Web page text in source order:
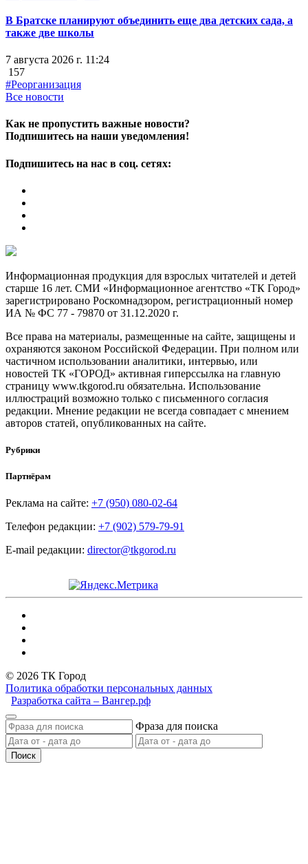
В Братске планируют объединить еще два детских сада, а
также две школы
7 августа 2026 г. 11:24
157
#Реорганизация
Все новости
Как не пропустить важные новости?
Подпишитесь на наши уведомления!
Подпишитесь на нас в соц. сетях:
Информационная продукция для взрослых читателей и детей
старше 16 лет. СМИ «Информационное агентство «ТК Город»
зарегистрировано Роскомнадзором, регистрационный номер
ИА № ФС 77 - 79870 от 31.12.2020 г.
Все права на материалы, размещенные на сайте, защищены и
охраняются законом Российской Федерации. При полном или
частичном использовании аналитики, интервью, или
новостей ТК «ГОРОД» активная гиперссылка на главную
страницу www.tkgorod.ru обязательна. Использование
иллюстраций возможно только с письменного согласия
редакции. Мнение редакции не всегда совпадает с мнением
авторов статей, опубликованных на сайте.
Рубрики
Партнёрам
Реклама на сайте: +7 (950) 080-02-64
Телефон редакции: +7 (902) 579-79-91
E-mail редакции: director@tkgorod.ru
© 2026 ТК Город
Политика обработки персональных данных
Разработка сайта – Вангер.рф
Фраза для поиска
Поиск